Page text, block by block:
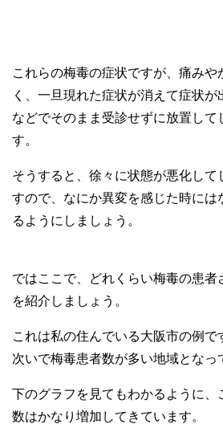
これらの梅毒の症状ですが、痛みや
く、一旦現れた症状が消えて症状が
などでそのまま受診せずに放置して
す。
そうすると、徐々に状態が悪化して
すので、なにか異変を感じた時には
るようにしましょう。
ではここで、どれくらい梅毒の患者
を紹介しましょう。
これは私の住んでいる大阪市の例で
次いで梅毒患者数が多い地域となっ
下のグラフを見てもわかるように、
数はかなり増加してきています。